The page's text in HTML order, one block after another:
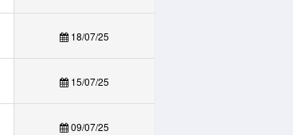
18/07/25
15/07/25
09/07/25